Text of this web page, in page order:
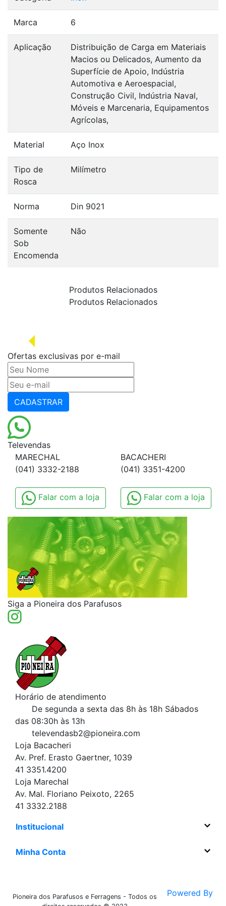
Marca 6
Aplicação
Distribuição de Carga em Materiais
Macios ou Delicados, Aumento da
Superfície de Apoio, Indústria
Automotiva e Aeroespacial,
Construção Civil, Indústria Naval,
Móveis e Marcenaria, Equipamentos
Agrícolas,
Material Aço Inox
Tipo de
Rosca
Milímetro
Norma Din 9021
Somente
Sob
Encomenda
Não
Produtos Relacionados
Produtos Relacionados
Ofertas exclusivas por e-mail
CADASTRAR
Televendas
MARECHAL
(041) 3332-2188
Falar com a loja
BACACHERI
(041) 3351-4200
Falar com a loja
Siga a Pioneira dos Parafusos
Horário de atendimento
De segunda a sexta das 8h às 18h Sábados
das 08:30h às 13h
televendasb2@pioneira.com
Loja Bacacheri
Av. Pref. Erasto Gaertner, 1039
41 3351.4200
Loja Marechal
Av. Mal. Floriano Peixoto, 2265
41 3332.2188
Institucional
Minha Conta
Pioneira dos Parafusos e Ferragens - Todos os
Powered By